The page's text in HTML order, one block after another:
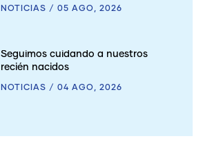
NOTICIAS / 05 AGO, 2026
Seguimos cuidando a nuestros
recién nacidos
NOTICIAS / 04 AGO, 2026